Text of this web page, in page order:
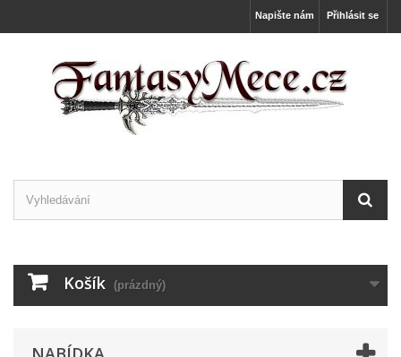
Přihlásit se
Napište nám
Košík (prázdný)